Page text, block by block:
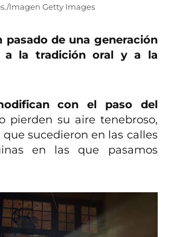
Imagen Getty Images
pasado de una generación
a la tradición oral y a la
con el paso del
pierden su aire tenebroso,
sucedieron en las calles
en las que pasamos